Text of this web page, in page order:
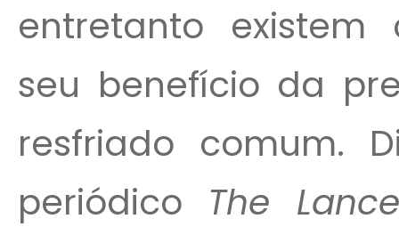
entretanto existem
seu benefício da
resfriado comum.
periódico The